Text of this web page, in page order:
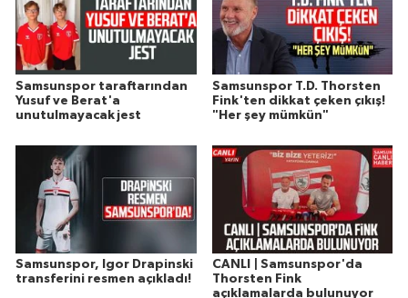
Samsunspor taraftarından
Yusuf ve Berat'a
unutulmayacak jest
Samsunspor T.D. Thorsten
Fink'ten dikkat çeken çıkış!
"Her şey mümkün"
Samsunspor, Igor Drapinski
transferini resmen açıkladı!
CANLI | Samsunspor'da
Thorsten Fink
açıklamalarda bulunuyor